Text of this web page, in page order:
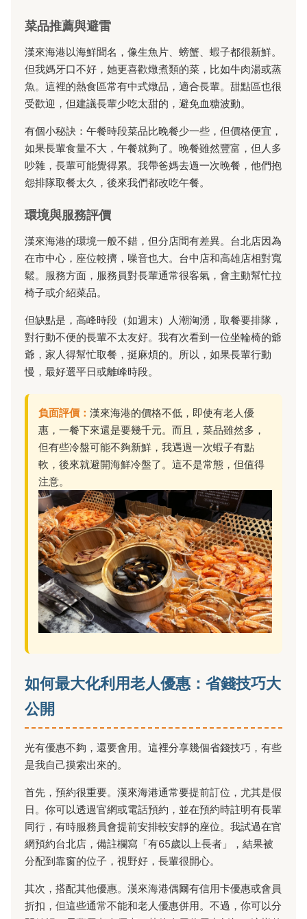
菜品推薦與避雷
漢來海港以海鮮聞名，像生魚片、螃蟹、蝦子都很新鮮。
但我媽牙口不好，她更喜歡燉煮類的菜，比如牛肉湯或蒸
魚。這裡的熱食區常有中式燉品，適合長輩。甜點區也很
受歡迎，但建議長輩少吃太甜的，避免血糖波動。
有個小秘訣：午餐時段菜品比晚餐少一些，但價格便宜，
如果長輩食量不大，午餐就夠了。晚餐雖然豐富，但人多
吵雜，長輩可能覺得累。我帶爸媽去過一次晚餐，他們抱
怨排隊取餐太久，後來我們都改吃午餐。
環境與服務評價
漢來海港的環境一般不錯，但分店間有差異。台北店因為
在市中心，座位較擠，噪音也大。台中店和高雄店相對寬
鬆。服務方面，服務員對長輩通常很客氣，會主動幫忙拉
椅子或介紹菜品。
但缺點是，高峰時段（如週末）人潮洶湧，取餐要排隊，
對行動不便的長輩不太友好。我有次看到一位坐輪椅的爺
爺，家人得幫忙取餐，挺麻煩的。所以，如果長輩行動
慢，最好選平日或離峰時段。
負面評價： 漢來海港的價格不低，即使有老人優
惠，一餐下來還是要幾千元。而且，菜品雖然多，
但有些冷盤可能不夠新鮮，我遇過一次蝦子有點
軟，後來就避開海鮮冷盤了。這不是常態，但值得
注意。
如何最大化利用老人優惠：省錢技巧大
公開
光有優惠不夠，還要會用。這裡分享幾個省錢技巧，有些
是我自己摸索出來的。
首先，預約很重要。漢來海港通常要提前訂位，尤其是假
日。你可以透過官網或電話預約，並在預約時註明有長輩
同行，有時服務員會提前安排較安靜的座位。我試過在官
網預約台北店，備註欄寫「有65歲以上長者」，結果被
分配到靠窗的位子，視野好，長輩很開心。
其次，搭配其他優惠。漢來海港偶爾有信用卡優惠或會員
折扣，但這些通常不能和老人優惠併用。不過，你可以分